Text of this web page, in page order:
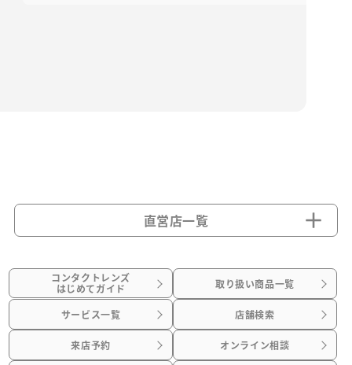
直営店一覧
コンタクトレンズ
はじめてガイド 取り扱い商品一覧
サービス一覧 店舗検索
来店予約 オンライン相談